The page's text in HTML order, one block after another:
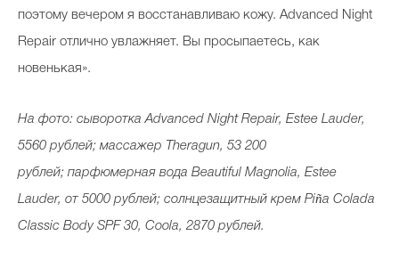
поэтому вечером я восстанавливаю кожу. Advanced Night
Repair отлично увлажняет. Вы просыпаетесь, как
новенькая».
На фото: сывороткаAdvanced Night Repair, Estee Lauder,
5560 рублей; массажер Theragun, 53 200
рублей; парфюмерная вода Beautiful Magnolia, Estee
Lauder, от 5000 рублей; солнцезащитный крем Piña Colada
Classic Body SPF 30, Coola, 2870 рублей.